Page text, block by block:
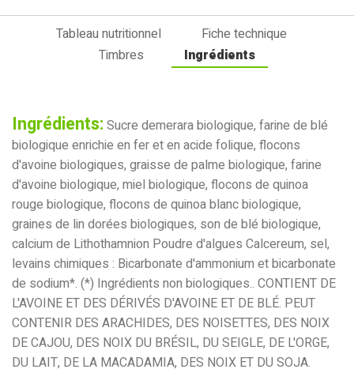
Tableau nutritionnel
Fiche technique
Timbres
Ingrédients
Ingrédients: Sucre demerara biologique, farine de blé
biologique enrichie en fer et en acide folique, flocons
d'avoine biologiques, graisse de palme biologique, farine
d'avoine biologique, miel biologique, flocons de quinoa
rouge biologique, flocons de quinoa blanc biologique,
graines de lin dorées biologiques, son de blé biologique,
calcium de Lithothamnion Poudre d'algues Calcereum, sel,
levains chimiques : Bicarbonate d'ammonium et bicarbonate
de sodium*. (*) Ingrédients non biologiques.. CONTIENT DE
L'AVOINE ET DES DÉRIVÉS D'AVOINE ET DE BLÉ. PEUT
CONTENIR DES ARACHIDES, DES NOISETTES, DES NOIX
DE CAJOU, DES NOIX DU BRÉSIL, DU SEIGLE, DE L'ORGE,
DU LAIT, DE LA MACADAMIA, DES NOIX ET DU SOJA.